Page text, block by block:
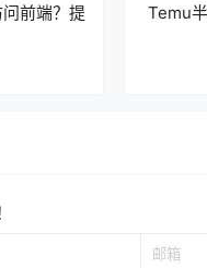
前端？提
Temu